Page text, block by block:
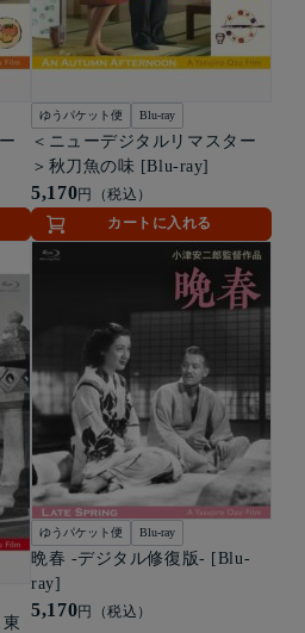
ゆうパケット便 Blu-ray
＜ニューデジタルリマスター
＞秋刀魚の味 [Blu-ray]
5,170円（税込）
カートに入れる
ゆうパケット便 Blu-ray
晩春 -デジタル修復版- [Blu-
ray]
5,170円（税込）